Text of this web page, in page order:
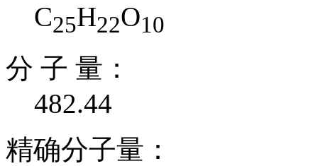
C25H22O10
分 子 量：
482.44
精确分子量：